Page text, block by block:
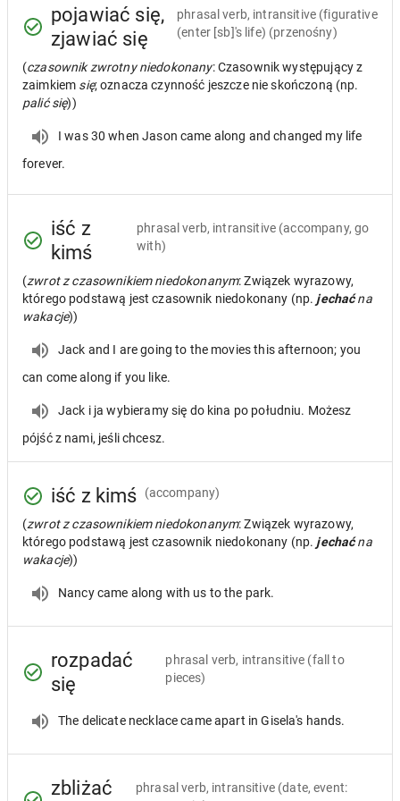
pojawiać się,
zjawiać się
phrasal verb, intransitive (figurative
(enter [sb]'s life) (przenośny)
(czasownik zwrotny niedokonany: Czasownik występujący z
zaimkiem się; oznacza czynność jeszcze nie skończoną (np.
palić się))
I was 30 when Jason came along and changed my life
forever.
iść z
kimś
phrasal verb, intransitive (accompany, go
with)
(zwrot z czasownikiem niedokonanym: Związek wyrazowy,
którego podstawą jest czasownik niedokonany (np. jechaćna
wakacje))
Jack and I are going to the movies this afternoon; you
can come along if you like.
Jack i ja wybieramy się do kina po południu. Możesz
pójść z nami, jeśli chcesz.
iść z kimś (accompany)
(zwrot z czasownikiem niedokonanym: Związek wyrazowy,
którego podstawą jest czasownik niedokonany (np. jechaćna
wakacje))
Nancy came along with us to the park.
rozpadać
się
phrasal verb, intransitive (fall to
pieces)
The delicate necklace came apart in Gisela's hands.
zbliżać phrasal verb, intransitive (date, event: